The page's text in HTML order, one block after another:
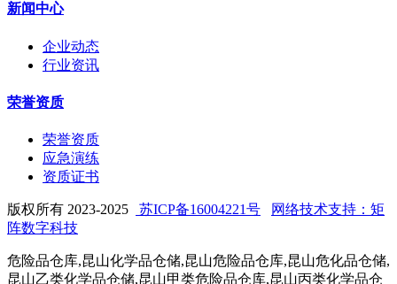
新闻中心
企业动态
行业资讯
荣誉资质
荣誉资质
应急演练
资质证书
版权所有 2023-2025 苏ICP备16004221号
网络技术支持：矩
阵数字科技
危险品仓库,昆山化学品仓储,昆山危险品仓库,昆山危化品仓储,
昆山乙类化学品仓储,昆山甲类危险品仓库,昆山丙类化学品仓